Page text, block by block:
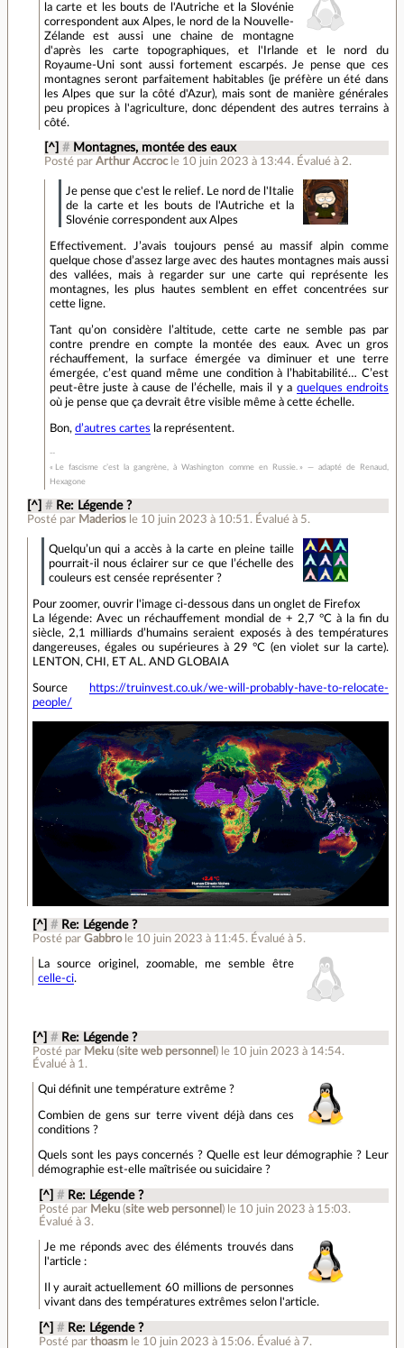
la carte et les bouts de l'Autriche et la Slovénie
correspondent aux Alpes, le nord de la Nouvelle-
Zélande est aussi une chaine de montagne
d'après les carte topographiques, et l'Irlande et le nord du
Royaume-Uni sont aussi fortement escarpés. Je pense que ces
montagnes seront parfaitement habitables (je préfère un été dans
les Alpes que sur la côté d'Azur), mais sont de manière générales
peu propices à l'agriculture, donc dépendent des autres terrains à
côté.
[^] # Montagnes, montée des eaux
Posté par Arthur Accroc le 10 juin 2023 à 13:44. Évalué à 2.
Je pense que c'est le relief. Le nord de l'Italie
de la carte et les bouts de l'Autriche et la
Slovénie correspondent aux Alpes
Effectivement. J’avais toujours pensé au massif alpin comme
quelque chose d’assez large avec des hautes montagnes mais aussi
des vallées, mais à regarder sur une carte qui représente les
montagnes, les plus hautes semblent en effet concentrées sur
cette ligne.
Tant qu’on considère l’altitude, cette carte ne semble pas par
contre prendre en compte la montée des eaux. Avec un gros
réchauffement, la surface émergée va diminuer et une terre
émergée, c’est quand même une condition à l’habitabilité… C’est
peut-être juste à cause de l’échelle, mais il y a quelques endroits
où je pense que ça devrait être visible même à cette échelle.
Bon, d’autres cartes la représentent.
« Le fascisme c’est la gangrène, à Washington comme en Russie. » — adapté de Renaud,
Hexagone
[^] # Re: Légende ?
Posté par Maderios le 10 juin 2023 à 10:51 . Évalué à 5.
Quelqu’un qui a accès à la carte en pleine taille
pourrait-il nous éclairer sur ce que l’échelle des
couleurs est censée représenter ?
Pour zoomer, ouvrir l'image ci-dessous dans un onglet de Firefox
La légende: Avec un réchauffement mondial de + 2,7 °C à la fin du
siècle, 2,1 milliards d’humains seraient exposés à des températures
dangereuses, égales ou supérieures à 29 °C (en violet sur la carte).
LENTON, CHI, ET AL. AND GLOBAIA
Source
https://truinvest.co.uk/we-will-probably-have-to-relocate-
people/
[^] # Re: Légende ?
Posté parGabbro le 10 juin 2023 à 11:45. Évalué à 5.
La source originel, zoomable, me semble être
celle-ci.
[^] # Re: Légende ?
Posté par Meku (site web personnel ) le 10 juin 2023 à 14:54.
Évalué à 1 .
Qui définit une température extrême ?
Combien de gens sur terre vivent déjà dans ces
conditions ?
Quels sont les pays concernés ? Quelle est leur démographie ? Leur
démographie est-elle maîtrisée ou suicidaire ?
[^] # Re: Légende ?
Posté par Meku(site web personnel ) le 10 juin 2023 à 15:03.
Évalué à 3.
Je me réponds avec des éléments trouvés dans
l'article :
Il y aurait actuellement 60 millions de personnes
vivant dans des températures extrêmes selon l'article.
[^] # Re: Légende ?
Posté par thoasm le 10 juin 2023 à 15:06. Évalué à 7.